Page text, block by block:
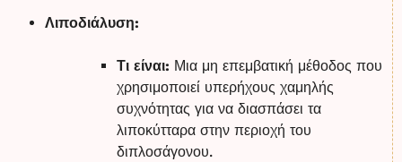
Λιποδιάλυση:
Τι είναι: Μια μη επεμβατική μέθοδος που
χρησιμοποιεί υπερήχους χαμηλής
συχνότητας για να διασπάσει τα
λιποκύτταρα στην περιοχή του
διπλοσάγονου.